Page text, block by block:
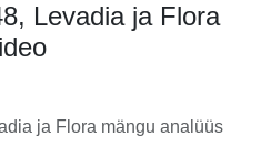
Levadia ja Flora
ja Flora mängu analüüs